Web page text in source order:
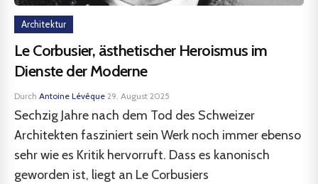
Architektur
Le Corbusier, ästhetischer Heroismus im
Dienste der Moderne
Durch Antoine Lévêque·29. August 2025
Sechzig Jahre nach dem Tod des Schweizer
Architekten fasziniert sein Werk noch immer ebenso
sehr wie es Kritik hervorruft. Dass es kanonisch
geworden ist, liegt an Le Corbusiers